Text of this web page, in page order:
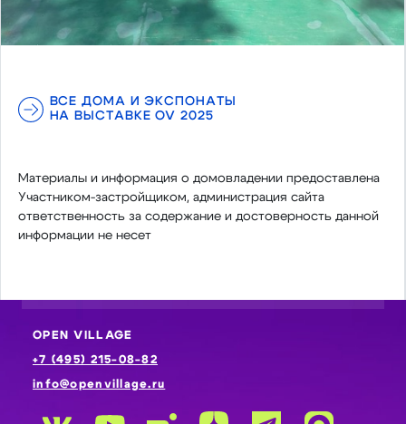
ВСЕ ДОМА И ЭКСПОНАТЫ
НА ВЫСТАВКЕ OV 2025
Материалы и информация о домовладении предоставлена
Участником-застройщиком, администрация сайта
ответственность за содержание и достоверность данной
информации не несет
OPEN VILLAGE
+7 (495) 215-08-82
info@openvillage.ru